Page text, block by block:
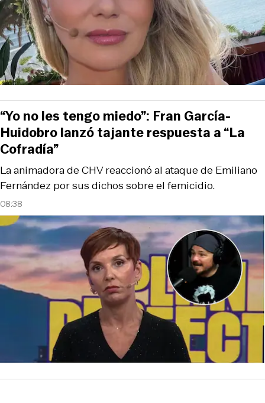
08:38
La animadora de CHV reaccionó al ataque de Emiliano
Fernández por sus dichos sobre el femicidio.
“Yo no les tengo miedo”: Fran García-
Huidobro lanzó tajante respuesta a “La
Cofradía”